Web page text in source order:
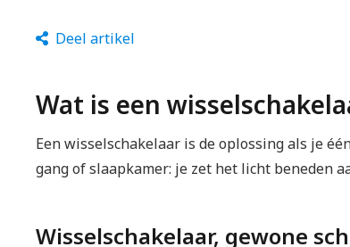
Deel artikel
Wat is een
Een wisselschakelaar is de oplossing als je
gang of slaapkamer: je zet het licht beneden
Wisselschakelaar, gewone